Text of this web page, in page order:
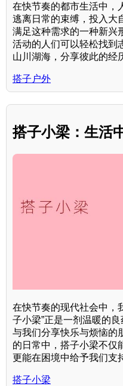
在快节奏的都市生活中，
逃离日常的束缚，投入大
满足这种需求的一种新兴
活动的人们可以轻松找到
山川湖海，分享彼此的经
搭子户外
搭子小梁：生活
在快节奏的现代社会中，
子小梁”正是一剂温暖的
与我们分享快乐与烦恼的
的日常中，搭子小梁不仅
更能在困境中给予我们支
搭子小梁